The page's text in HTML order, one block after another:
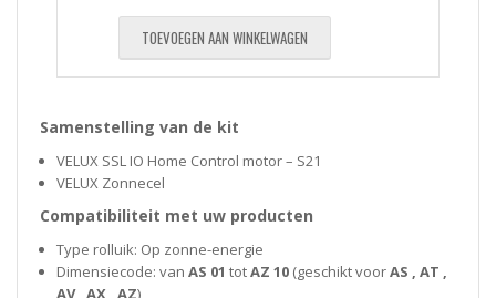
TOEVOEGEN AAN WINKELWAGEN
Samenstelling van de kit
VELUX SSL IO Home Control motor – S21
VELUX Zonnecel
Compatibiliteit met uw producten
Type rolluik: Op zonne-energie
Dimensiecode: van AS 01 totAZ 10 (geschikt voorAS , AT ,
AV , AX , AZ)